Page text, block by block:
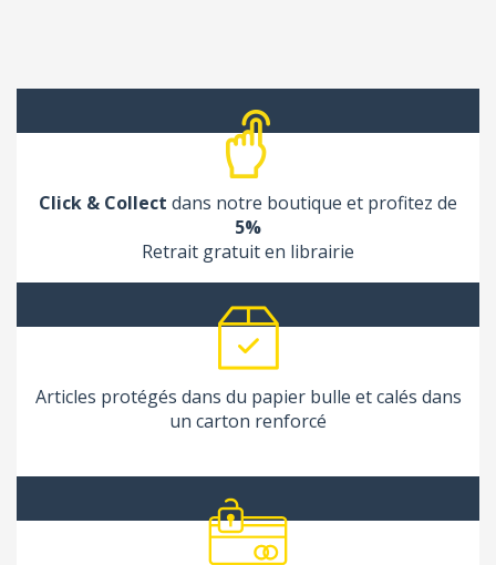
Click & Collect dans notre boutique et profitez de
5%
Retrait gratuit en librairie
Articles protégés dans du papier bulle et calés dans
un carton renforcé